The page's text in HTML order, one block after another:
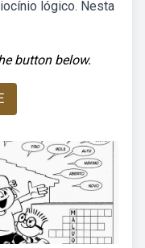
lógico. Nesta
button below.